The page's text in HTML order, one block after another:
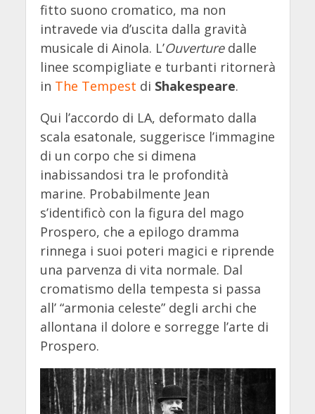
fitto suono cromatico, ma non
intravede via d’uscita dalla gravità
musicale di Ainola. L’Ouverturedalle
linee scompigliate e turbanti ritornerà
in The Tempest di Shakespeare.
Qui l’accordo di LA, deformato dalla
scala esatonale, suggerisce l’immagine
di un corpo che si dimena
inabissandosi tra le profondità
marine. Probabilmente Jean
s’identificò con la figura del mago
Prospero, che a epilogo dramma
rinnega i suoi poteri magici e riprende
una parvenza di vita normale. Dal
cromatismo della tempesta si passa
all’ “armonia celeste” degli archi che
allontana il dolore e sorregge l’arte di
Prospero.